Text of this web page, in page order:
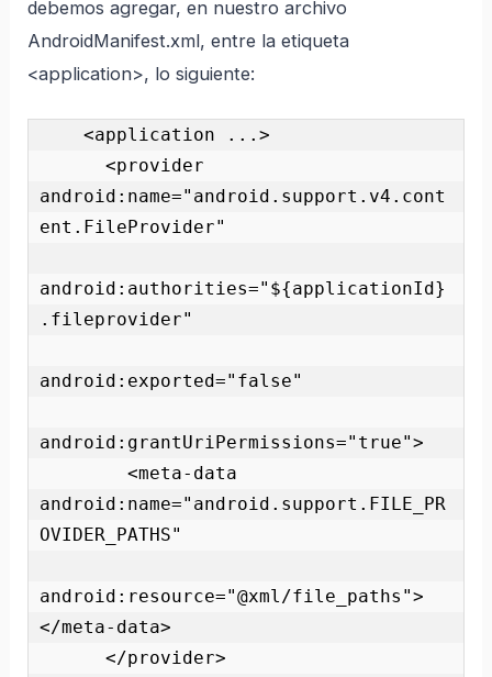
debemos agregar, en nuestro archivo
AndroidManifest.xml, entre la etiqueta
<application>, lo siguiente:
    <application ...>
      <provider
android:name="android.support.v4.cont
ent.FileProvider"
android:authorities="${applicationId}
.fileprovider"
android:exported="false"
android:grantUriPermissions="true">
        <meta-data
android:name="android.support.FILE_PR
OVIDER_PATHS"
android:resource="@xml/file_paths">
</meta-data>
      </provider>